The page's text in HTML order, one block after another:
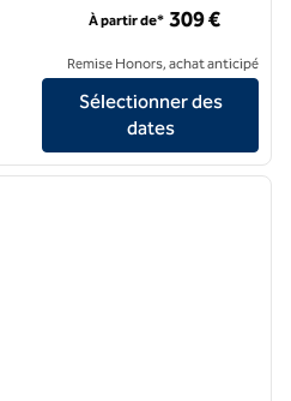
Grand Boutique Hotel Maurits at
À partir de* 309 €
Remise Honors, achat anticipé
Sélectionner des
dates
1/11